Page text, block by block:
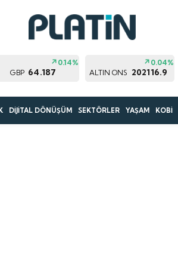
GBP 64.187
0.14%
ALTIN ONS 202116.9
0.04%
DİJİTAL DÖNÜŞÜM SEKTÖRLER YAŞAM KOBİ